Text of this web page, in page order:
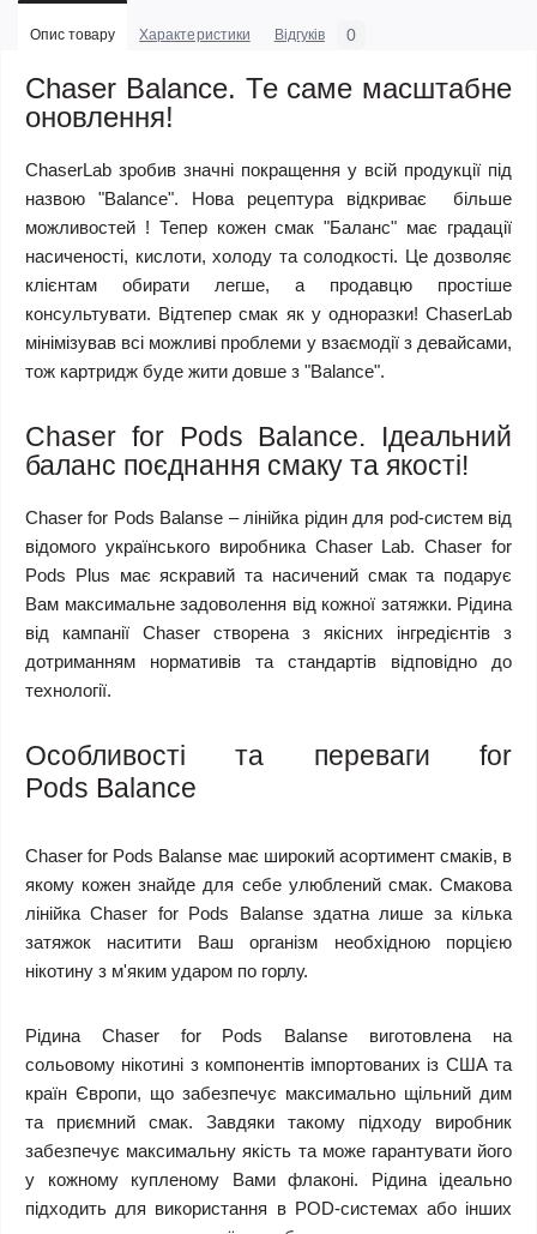
Опис товару Характеристики Відгуків 0
Chaser Balance. Те саме масштабне
оновлення!
ChaserLab зробив значні покращення у всій продукції під
назвою "Balance". Нова рецептура відкриває більше
можливостей ! Тепер кожен смак "Баланс" має градації
насиченості, кислоти, холоду та солодкості. Це дозволяє
клієнтам обирати легше, а продавцю простіше
консультувати. Відтепер смак як у одноразки! ChaserLab
мінімізував всі можливі проблеми у взаємодії з девайсами,
тож картридж буде жити довше з "Balance".
Chaser for Pods Balance. Ідеальний
баланс поєднання смаку та якості!
Chaser for Pods Balanse – лінійка рідин для pod-систем від
відомого українського виробника Chaser Lab. Chaser for
Pods Plus має яскравий та насичений смак та подарує
Вам максимальне задоволення від кожної затяжки. Рідина
від кампанії Chaser створена з якісних інгредієнтів з
дотриманням нормативів та стандартів відповідно до
технології.
Особливості та переваги for
Pods Balance
Chaser for Pods Balanse має широкий асортимент смаків, в
якому кожен знайде для себе улюблений смак. Смакова
лінійка Chaser for Pods Balanse здатна лише за кілька
затяжок наситити Ваш організм необхідною порцією
нікотину з м'яким ударом по горлу.
Рідина Chaser for Pods Balanse виготовлена на
сольовому нікотині з компонентів імпортованих із США та
країн Європи, що забезпечує максимально щільний дим
та приємний смак. Завдяки такому підходу виробник
забезпечує максимальну якість та може гарантувати його
у кожному купленому Вами флаконі. Рідина ідеально
підходить для використання в POD-системах або інших